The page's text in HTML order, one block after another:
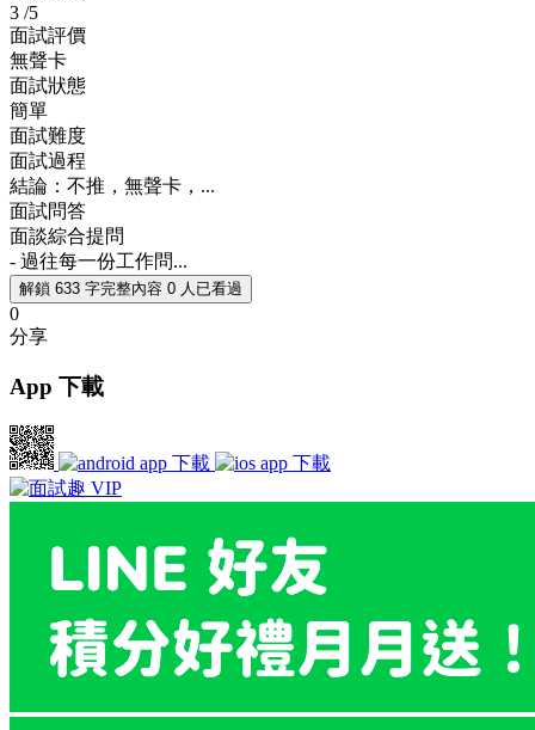
3 /5
面試評價
無聲卡
面試狀態
簡單
面試難度
面試過程
結論：不推，無聲卡，...
面試問答
面談綜合提問
- 過往每一份工作問...
解鎖 633 字完整內容 0 人已看過
0
分享
App 下載